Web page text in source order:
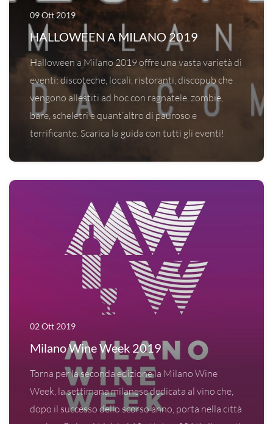
09 Ott 2019
HALLOWEEN A MILANO 2019
Halloween a Milano 2019 offre una vasta varietà di
eventi: discoteche, locali, ristoranti, discopub che
vengono allestiti ad hoc con ragnatele, zombie,
bare, scheletri e quant’altro di pauroso e
terrificante. Scarica la guida con tutti gli eventi!
02 Ott 2019
Milano Wine Week 2019
Torna per la seconda edizione la Milano Wine
Week, la settimana milanese dedicata al vino che,
dopo il successo dello scorso anno, porta nella città